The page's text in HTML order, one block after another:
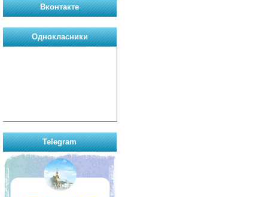
Вконтакте
Однокласники
Telegram